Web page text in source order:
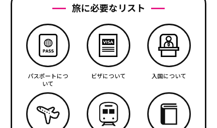
旅に必要なリスト
パスポートにつ
いて
ビザについて 入国について